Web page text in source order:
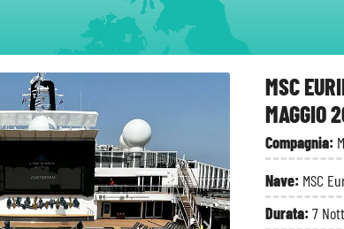
MSC
MAGGIO
Compagnia:
Nave: MSC
Durata:7